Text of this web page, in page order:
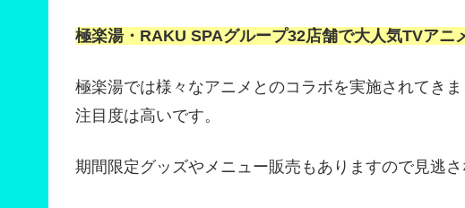
極楽湯・RAKU SPAグループ32店舗で大人気TVアニ
極楽湯では様々なアニメとのコラボを実施されてき
注目度は高いです。
期間限定グッズやメニュー販売もありますので見逃さ